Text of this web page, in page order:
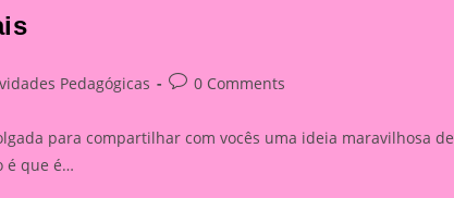
Pedagógicas
Post0 Comments
para compartilhar com vocês uma ideia maravilhosa de
é que é…